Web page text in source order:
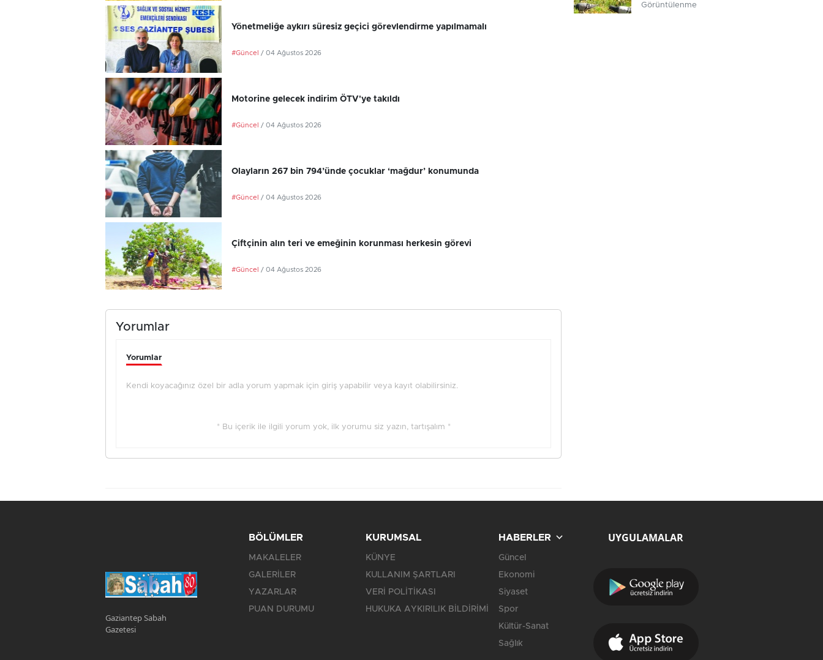
Yönetmeliğe aykırı süresiz geçici görevlendirme yapılmamalı
#Güncel / 04 Ağustos 2026
Motorine gelecek indirim ÖTV'ye takıldı
#Güncel / 04 Ağustos 2026
Olayların 267 bin 794’ünde çocuklar ‘mağdur’ konumunda
#Güncel / 04 Ağustos 2026
Çiftçinin alın teri ve emeğinin korunması herkesin görevi
#Güncel / 04 Ağustos 2026
Yorumlar
Yorumlar
Kendi koyacağınız özel bir adla yorum yapmak için giriş yapabilir veya kayıt olabilirsiniz.
* Bu içerik ile ilgili yorum yok, ilk yorumu siz yazın, tartışalım *
Görüntülenme
Gaziantep Sabah
Gazetesi
BÖLÜMLER
MAKALELER
GALERİLER
YAZARLAR
PUAN DURUMU
KURUMSAL
KÜNYE
KULLANIM ŞARTLARI
VERİ POLİTİKASI
HUKUKA AYKIRILIK BİLDİRİMİ
HABERLER
Güncel
Ekonomi
Siyaset
Spor
Kültür-Sanat
Sağlık
UYGULAMALAR